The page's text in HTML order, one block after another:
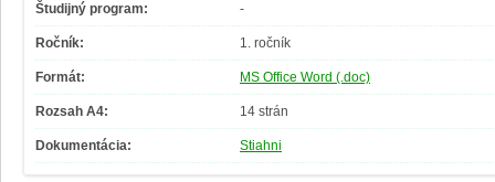
Študijný program: -
Ročník: 1. ročník
Formát: MS Office Word (.doc)
Rozsah A4: 14 strán
Dokumentácia: Stiahni